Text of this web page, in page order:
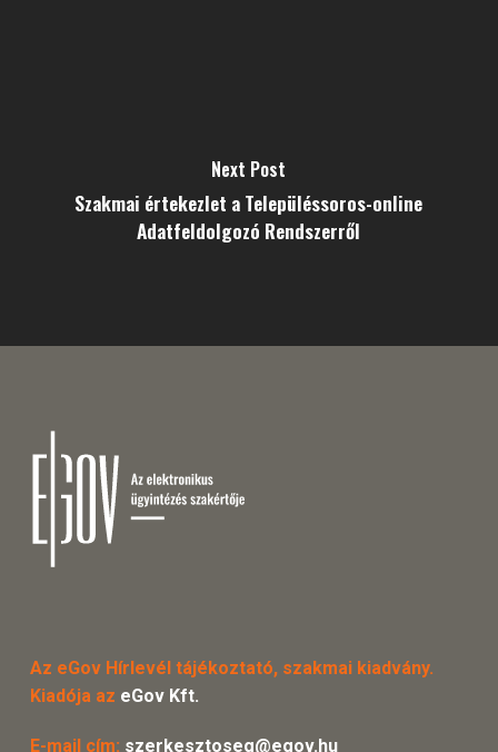
Next Post
Szakmai értekezlet a Településsoros-online
Adatfeldolgozó Rendszerről
Az eGov Hírlevél tájékoztató, szakmai kiadvány.
Kiadója az eGov Kft.
E-mail cím: szerkesztoseg@egov.hu